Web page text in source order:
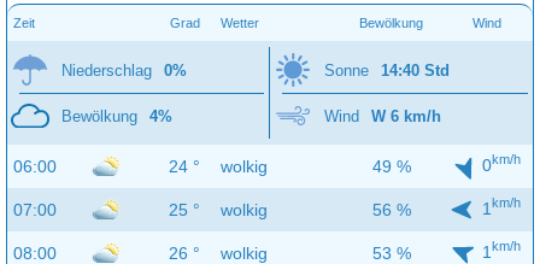
Zeit Grad Wetter Bewölkung Wind
Niederschlag 0%
Bewölkung 4%
Sonne 14:40 Std
Wind W 6 km/h
06:00 24 ° wolkig 49 % 0km/h
07:00 25 ° wolkig 56 % 1 km/h
08:00 26 ° wolkig 53 % 1 km/h